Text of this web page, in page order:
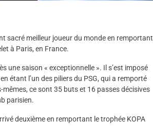
sacré meilleur joueur du monde en remportant
à Paris, en France.
une saison « exceptionnelle ». Il s’est imposé
étant l’un des piliers du PSG, qui a remporté
ce sont 35 buts et 16 passes décisives
parisien.
deuxième en remportant le trophée KOPA